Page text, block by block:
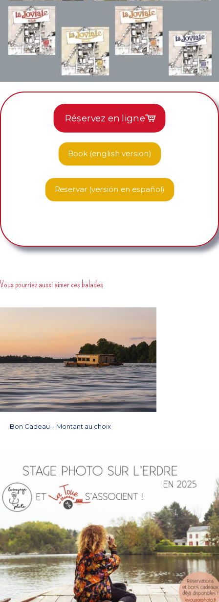
Réservez en ligne
Book (english version)
Reservar (versión en español)
Vous pourriez aussi aimer ces balades
Bon Cadeau – Montant au choix